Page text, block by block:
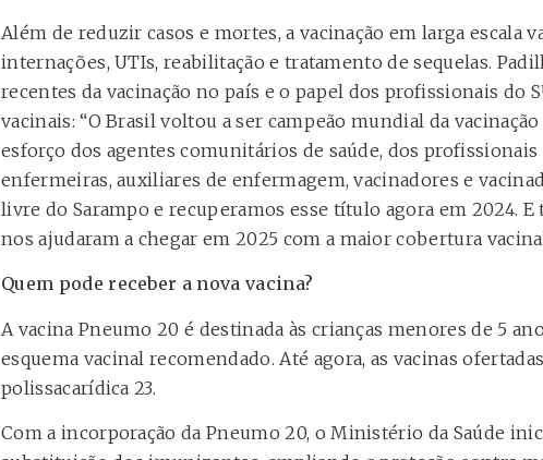
Além de reduzir casos e mortes, a vacinação em larga escala
internações, UTIs, reabilitação e tratamento de sequelas.
recentes da vacinação no país e o papel dos profissionais do
vacinais: “O Brasil voltou a ser campeão mundial da
esforço dos agentes comunitários de saúde, dos
enfermeiras, auxiliares de enfermagem, vacinadores e
livre do Sarampo e recuperamos esse título agora em 2024. E
nos ajudaram a chegar em 2025 com a maior cobertura
Quem pode receber a nova vacina?
A vacina Pneumo 20 é destinada às crianças menores de 5
esquema vacinal recomendado. Até agora, as vacinas
polissacarídica 23.
Com a incorporação da Pneumo 20, o Ministério da Saúde